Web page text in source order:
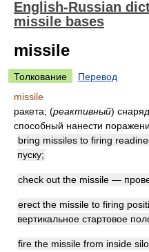
English-Russian
missile bases
missile
Толкование
Перевод
missile
ракета; (реактивный)
способный нанести
bring missiles to firing
пуску;
check out the missile —
erect the missile to firing
вертикальное стартовое
fire the missile from inside